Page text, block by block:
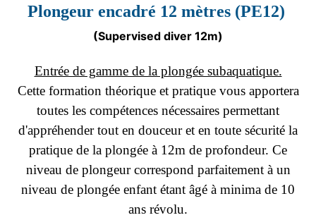
PROMOTION DE
PLONGÉE
PROMOTIONS
EXCEPTIONNELLES
Plongeurencadré 12 mètres (PE12)
(Supervised diver 12m)
Entrée de gamme de la plongée subaquatique.
Cette formation théorique et pratique vous apportera
toutes les compétences nécessaires permettant
d'appréhender tout en douceur et en toute sécurité la
pratique de la plongée à 12m de profondeur. Ce
niveau de plongeur correspond parfaitement à un
niveau de plongée enfant étant âgé à minima de 10
ans révolu.